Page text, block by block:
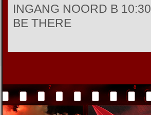
INGANG NOORD B 10:30
BE THERE